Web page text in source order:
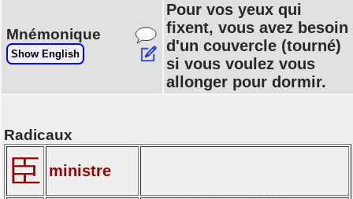
Mnémonique
Show English
Pour vos yeux qui
fixent, vous avez besoin
d'un couvercle (tourné)
si vous voulez vous
allonger pour dormir.
Radicaux
臣 ministre